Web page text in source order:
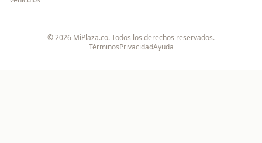
©2026 MiPlaza.co. Todos los derechos reservados.
TérminosPrivacidadAyuda